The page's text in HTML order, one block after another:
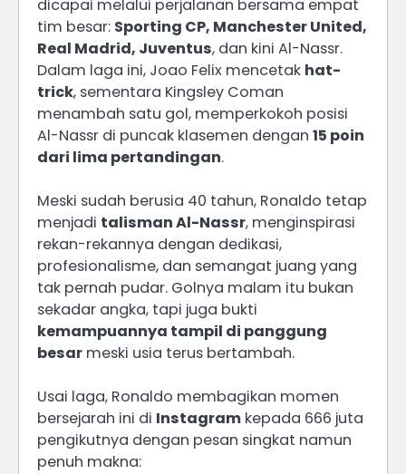
dicapai melalui perjalanan bersama empat
tim besar: Sporting CP, Manchester United,
Real Madrid, Juventus, dan kini Al-Nassr.
Dalam laga ini, Joao Felix mencetak hat-
trick, sementara Kingsley Coman
menambah satu gol, memperkokoh posisi
Al-Nassr di puncak klasemen dengan 15 poin
dari lima pertandingan.
Meski sudah berusia 40 tahun, Ronaldo tetap
menjadi talisman Al-Nassr, menginspirasi
rekan-rekannya dengan dedikasi,
profesionalisme, dan semangat juang yang
tak pernah pudar. Golnya malam itu bukan
sekadar angka, tapi juga bukti
kemampuannya tampil di panggung
besar meski usia terus bertambah.
Usai laga, Ronaldo membagikan momen
bersejarah ini di Instagram kepada 666 juta
pengikutnya dengan pesan singkat namun
penuh makna: